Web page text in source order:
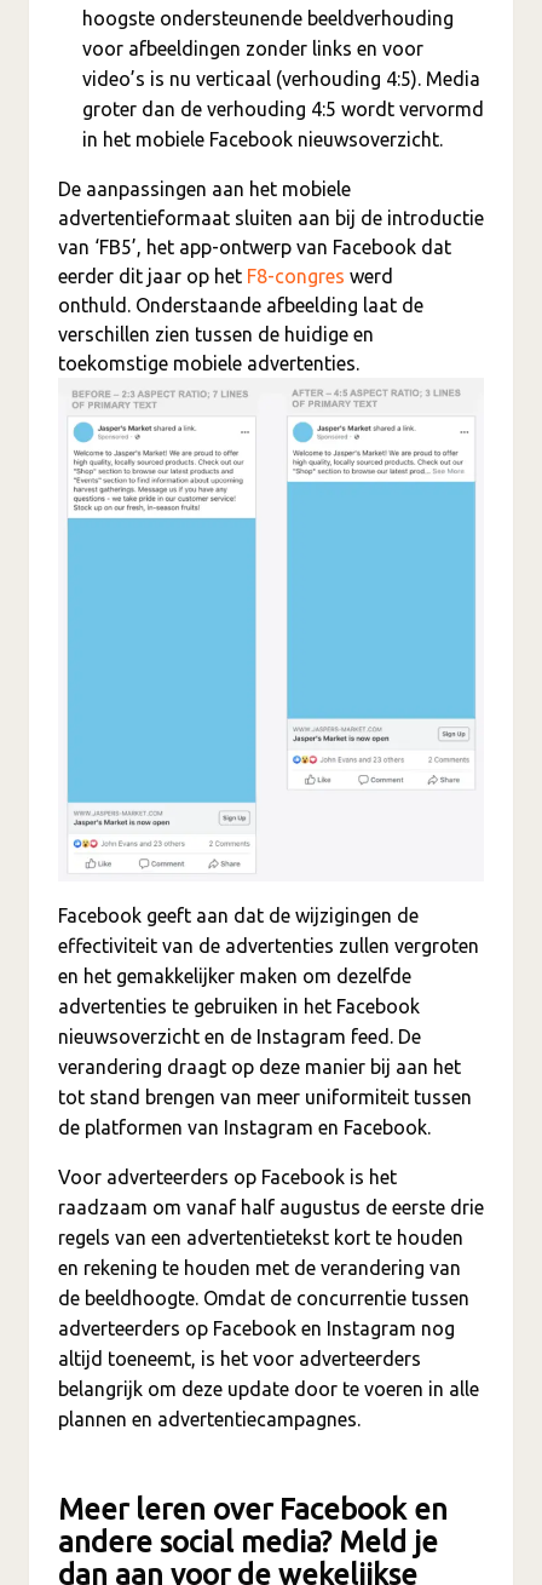
hoogste ondersteunende beeldverhouding
voor afbeeldingen zonder links en voor
video’s is nu verticaal (verhouding 4:5). Media
groter dan de verhouding 4:5 wordt vervormd
in het mobiele Facebook nieuwsoverzicht.
De aanpassingen aan het mobiele
advertentieformaat sluiten aan bij de introductie
van ‘FB5’, het app-ontwerp van Facebook dat
eerder dit jaar op het F8-congres werd
onthuld. Onderstaande afbeelding laat de
verschillen zien tussen de huidige en
toekomstige mobiele advertenties.
Facebook geeft aan dat de wijzigingen de
effectiviteit van de advertenties zullen vergroten
en het gemakkelijker maken om dezelfde
advertenties te gebruiken in het Facebook
nieuwsoverzicht en de Instagram feed. De
verandering draagt op deze manier bij aan het
tot stand brengen van meer uniformiteit tussen
de platformen van Instagram en Facebook.
Voor adverteerders op Facebook is het
raadzaam om vanaf half augustus de eerste drie
regels van een advertentietekst kort te houden
en rekening te houden met de verandering van
de beeldhoogte. Omdat de concurrentie tussen
adverteerders op Facebook en Instagram nog
altijd toeneemt, is het voor adverteerders
belangrijk om deze update door te voeren in alle
plannen en advertentiecampagnes.
Meer leren over Facebook en
andere social media? Meld je
dan aan voor de wekelijkse